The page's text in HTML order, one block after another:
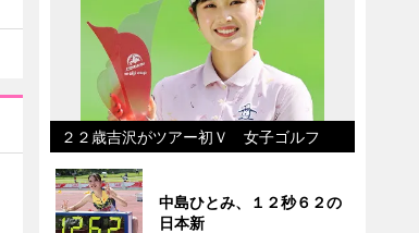
２２歳吉沢がツアー初Ｖ 女子ゴルフ
中島ひとみ、１２秒６２の
日本新